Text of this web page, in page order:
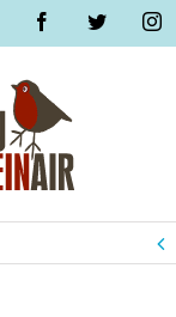
FacebookTwitter